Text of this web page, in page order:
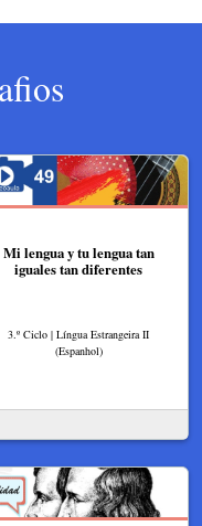
Mi lengua y tu lengua tan
iguales tan diferentes
3.º Ciclo | Língua Estrangeira II
(Espanhol)